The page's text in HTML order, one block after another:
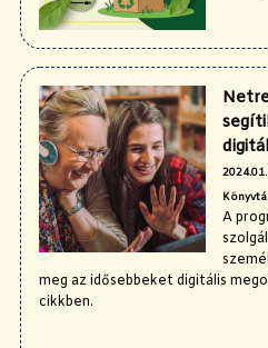
A
meg az idősebbeket digitális
cikkben.